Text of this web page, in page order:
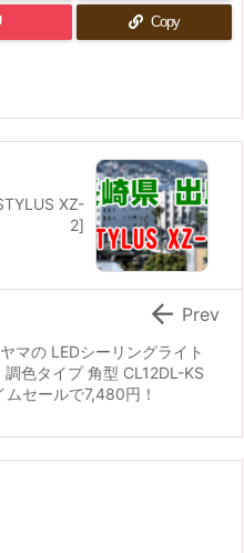
Copy
XZ-
2]
マの LEDシーリングライト
調色タイプ 角型 CL12DL-KS
ムセールで7,480円！
 Prev